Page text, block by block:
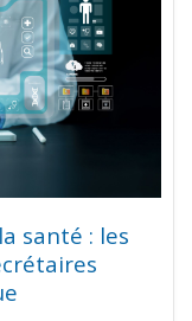
santé : les